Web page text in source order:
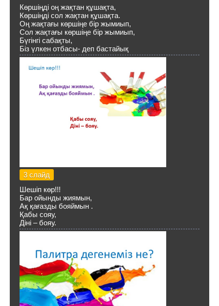
Көршіңді оң жақтан құшақта,
Көршіңді сол жақтан құшақта.
Оң жақтағы көршіңе бір жымиып,
Сол жақтағы көршіңе бір жымиып,
Бүгінгі сабақты,
Біз үлкен отбасы- деп бастайық
3 слайд
Шешіп көр!!!
Бар ойынды жиямын,
Ақ қағазды бояймын .
Қабы сояу,
Дiнi – бояу.